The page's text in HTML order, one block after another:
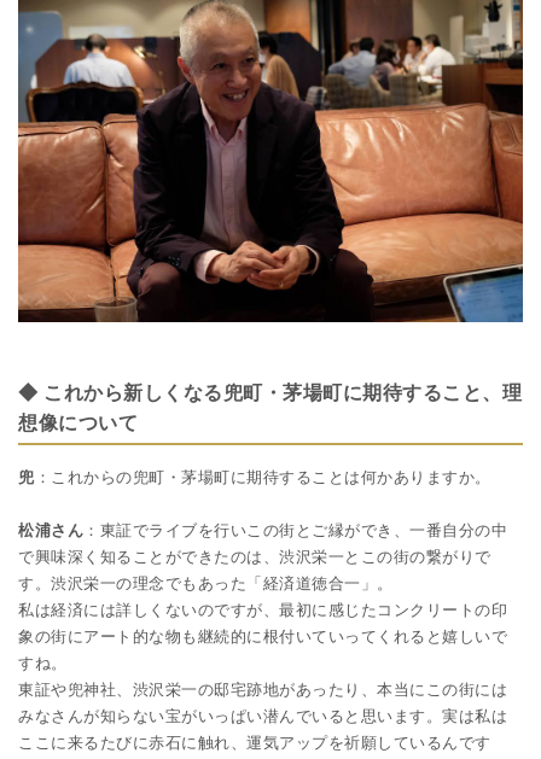
◆ これから新しくなる兜町・茅場町に期待すること、理
想像について
兜：これからの兜町・茅場町に期待することは何かありますか。
松浦さん ：東証でライブを行いこの街とご縁ができ、一番自分の中
で興味深く知ることができたのは、渋沢栄一とこの街の繋がりで
す。渋沢栄一の理念でもあった「経済道徳合一」。
私は経済には詳しくないのですが、最初に感じたコンクリートの印
象の街にアート的な物も継続的に根付いていってくれると嬉しいで
すね。
東証や兜神社、渋沢栄一の邸宅跡地があったり、本当にこの街には
みなさんが知らない宝がいっぱい潜んでいると思います。実は私は
ここに来るたびに赤石に触れ、運気アップを祈願しているんです